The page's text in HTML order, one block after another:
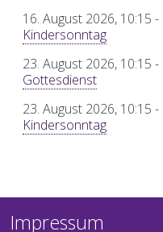
16. August 2026, 10:15 -
Kindersonntag
23. August 2026, 10:15 -
Gottesdienst
23. August 2026, 10:15 -
Kindersonntag
Impressum